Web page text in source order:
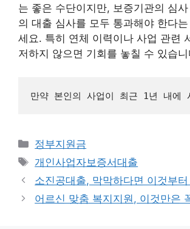
는 좋은 수단이지만, 보증기관의 심
의 대출 심사를 모두 통과해야 한다
세요. 특히 연체 이력이나 사업 관련
저하지 않으면 기회를 놓칠 수 있습니
카
테
고
리
정부지원금
태
그
개인사업자보증서대출
소진공대출, 막막하다면 이것부
어르신 맞춤 복지지원, 이것만은